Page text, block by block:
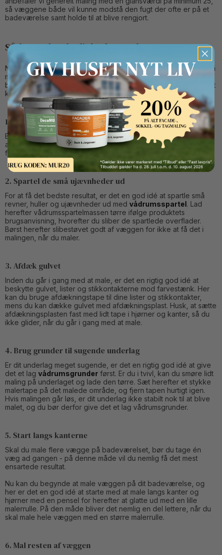
så væggene både vil kunne modstå den fugt der ofte er på et
badeværelse samt holde til at blive rengjort.
Sådan maler du dit badeværelse
Når du læser vores nedenstående trin-for-trin guide, vil du på få
minutter vide, hvor du skal starte, og hvordan du opnår det
bedste resultat, når du skal male dit badeværelse. Så er du godt
klædt på til dit malerprojekt på badeværelset.
1. Rengør væggene
Bruggrundrensog læg gerne lidt kræfter i, så du er sikker på,
at du får vasket snavs, alger, svamp og hvad der ellers kan
forekomme på fugtige vægge af.
2. Spartel de små ujævnheder ud
For at få det bedste resultat, er det en god idé at spartle små
revner, huller og ujævnheder ud med vådrumsspartel. Lad
herefter vådrumsspartelmassen tørre ifølge produktets
brugsanvisning, hvorefter du sliber de spartlede overflader.
Børst herefter slibestøvet godt af væggen for ikke at få det i
malingen, når du maler.
3. Afdæk gulvet
Inden du går i gang med at male, er det en rigtig god idé at
beskytte gulvet, lister og stikkontakterne mod farvestænk. Her
kan du bruge afdækningstape til dine lister og stikkontakter,
mens du kan dække gulvet med afdækningsplast. Husk, at sætte
afdækningsplasten fast med lidt tape i hjørner og kanter, så du
ikke glider, når du går i gang med at male.
4. Brug grunder til sugende underlag
Er dit underlag meget sugende, er det en rigtig god idé at give
det et lag vådrumsgrunder først. Er du i tvivl, kan du smøre lidt
maling på underlaget og lade den tørre. Sæt herefter et stykke
malertape på det malede område, og fjern tapen hurtigt igen.
Hvis malingen går løs, er dit underlag ikke stabilt nok til at blive
malet, og du bør derfor give det et lag vådrumsgrunder.
5. Start langs kanterne
Skal du male flere vægge på badeværelset, bør du tage én
væg ad gangen - på denne måde vil du nemlig få det mest
ensartede resultat.
Nu kan du begynde at male væggen på dit badeværelse, og
her er det en god idé at starte med at male langs kanter og
hjørner med en pensel for herefter at glatte ud med en lille
malerrulle. På den måde bliver det nemlig en del lettere, når du
skal male hele væggen med en større malerrulle.
6. Mal resten af væggen
Button Text